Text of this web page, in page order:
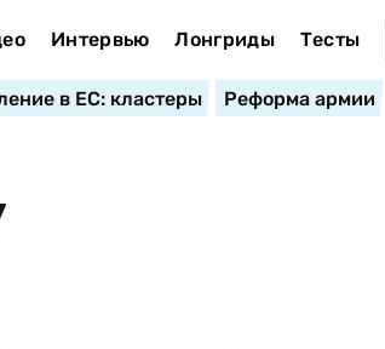
Интервью Лонгриды Тесты
в ЕС: кластеры Реформа армии